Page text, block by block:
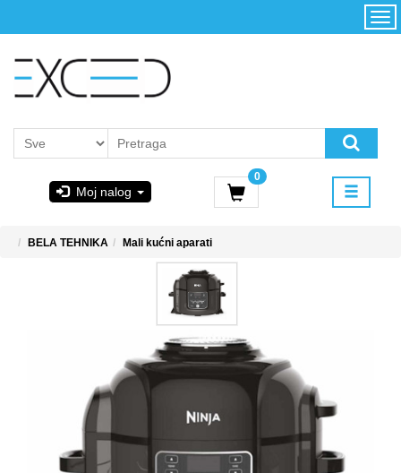
Moj nalog
0
Početna
korišćenja i
BELA TEHNIKA Mali kućni aparati